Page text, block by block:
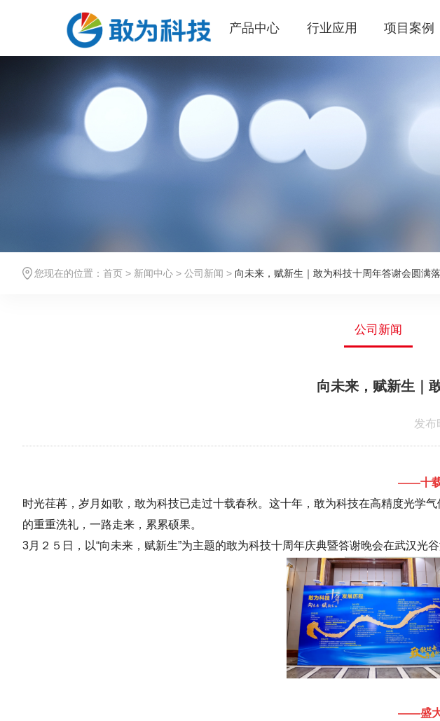
产品中心 行业应用 项目案例
您现在的位置： 首页> 新闻中心> 公司新闻 > 向未来，赋新生｜敢为科技十周年答谢会圆满
公司新闻
向未来，赋新生｜
发布
——十
时光荏苒，岁月如歌，敢为科技已走过十载春秋。这十年，敢为科技在高精度光学
的重重洗礼，一路走来，累累硕果。
3月２５日，以“向未来，赋新生”为主题的敢为科技十周年庆典暨答谢晚会在武汉
——盛